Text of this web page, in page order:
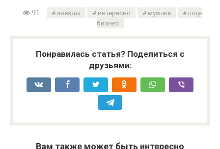
91 звезды интересно музыка
шоу-
бизнес
Понравилась статья? Поделиться с
друзьями:
Вам также может быть интересно